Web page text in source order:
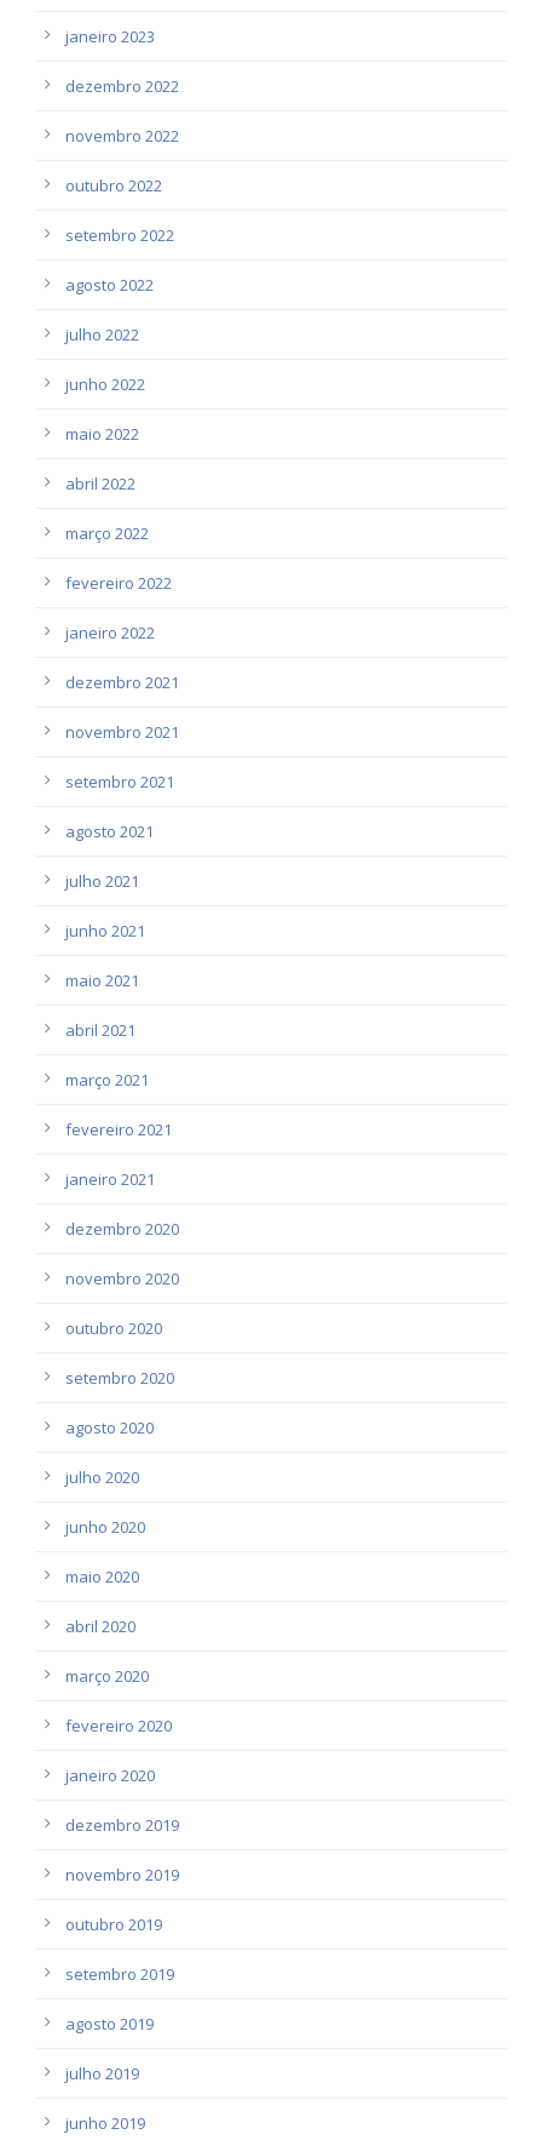
janeiro 2023
dezembro 2022
novembro 2022
outubro 2022
setembro 2022
agosto 2022
julho 2022
junho 2022
maio 2022
abril 2022
março 2022
fevereiro 2022
janeiro 2022
dezembro 2021
novembro 2021
setembro 2021
agosto 2021
julho 2021
junho 2021
maio 2021
abril 2021
março 2021
fevereiro 2021
janeiro 2021
dezembro 2020
novembro 2020
outubro 2020
setembro 2020
agosto 2020
julho 2020
junho 2020
maio 2020
abril 2020
março 2020
fevereiro 2020
janeiro 2020
dezembro 2019
novembro 2019
outubro 2019
setembro 2019
agosto 2019
julho 2019
junho 2019